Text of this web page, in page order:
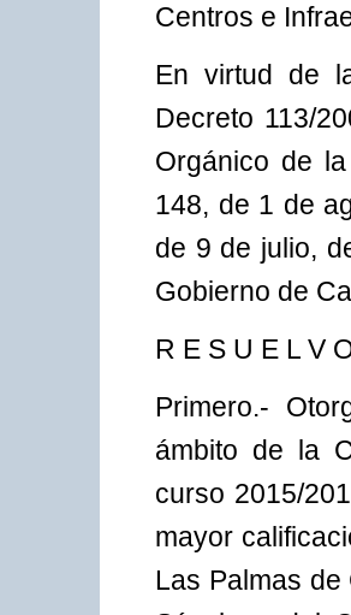
Centros e
En virtud de
Decreto 113/
Orgánico de
148, de 1 de
de 9 de julio,
Gobierno de
R E S U E L V
Primero.-
ámbito de la
curso 2015/
mayor
Las Palmas